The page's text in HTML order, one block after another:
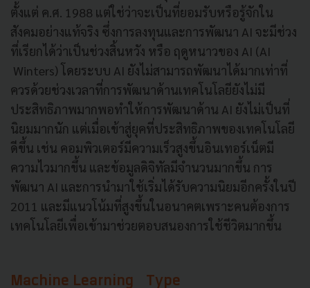
ตั้งแต่ ค.ศ. 1988 แต่ใช่ว่าจะเป็นที่ยอมรับหรือรู้จักใน
สังคมอย่างแท้จริง ซึ่งการลงทุนและการพัฒนา AI จะมีช่วง
ที่เรียกได้ว่าเป็นช่วงสิ้นหวัง หรือ ฤดูหนาวของ AI (AI
Winters) โดยระบบ AI ยังไม่สามารถพัฒนาได้มากเท่าที่
ควรด้วยช่วงเวลาที่การพัฒนาด้านเทคโนโลยียังไม่มี
ประสิทธิภาพมากพอทำให้การพัฒนาด้าน AI ยังไม่เป็นที่
นิยมมากนัก แต่เมื่อเข้าสู่ยุคที่ประสิทธิภาพของเทคโนโลยี
ดีขึ้น เช่น คอมพิวเตอร์มีความเร็วสูงขึ้นอินเทอร์เน็ตมี
ความไวมากขึ้น และข้อมูลดิจิทัลมีจำนวนมากขึ้น การ
พัฒนา AI และการนำมาใช้เริ่มได้รับความนิยมอีกครั้งในปี
2011 และมีแนวโน้มที่สูงขึ้นในอนาคตเพราะคนต้องการ
เทคโนโลยีเพื่อเข้ามาช่วยตอบสนองการใช้ชีวิตมากขึ้น
Machine Learning Type